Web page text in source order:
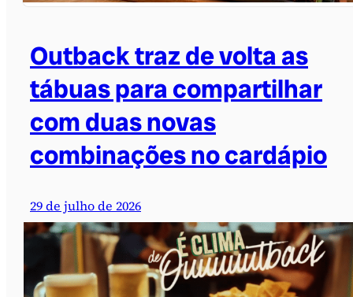
Outback traz de volta as
tábuas para compartilhar
com duas novas
combinações no cardápio
29 de julho de 2026